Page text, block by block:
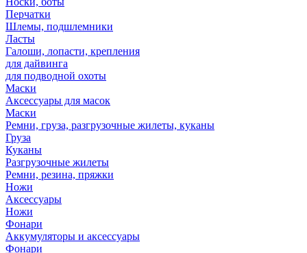
Перчатки
Шлемы, подшлемники
Ласты
Галоши, лопасти, крепления
для дайвинга
для подводной охоты
Маски
Аксессуары для масок
Маски
Ремни, груза, разгрузочные жилеты, куканы
Груза
Куканы
Разгрузочные жилеты
Ремни, резина, пряжки
Ножи
Аксессуары
Ножи
Фонари
Аккумуляторы и аксессуары
Фонари